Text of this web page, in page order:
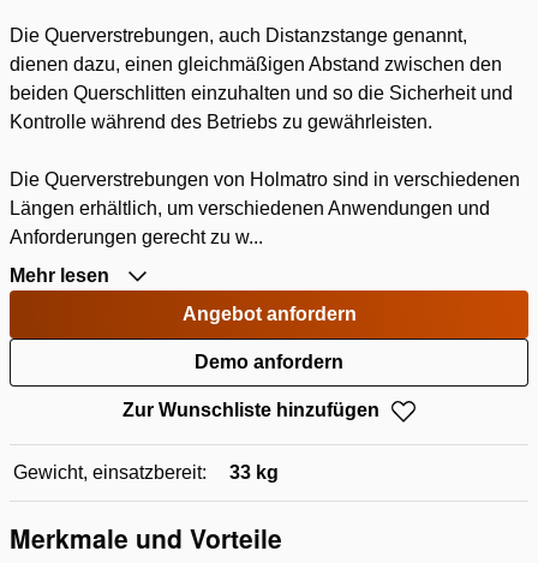
Die Querverstrebungen, auch Distanzstange genannt,
dienen dazu, einen gleichmäßigen Abstand zwischen den
beiden Querschlitten einzuhalten und so die Sicherheit und
Kontrolle während des Betriebs zu gewährleisten.
Die Querverstrebungen von Holmatro sind in verschiedenen
Längen erhältlich, um verschiedenen Anwendungen und
Anforderungen gerecht zu w...
Mehr lesen
Angebot anfordern
Demo anfordern
Zur Wunschliste hinzufügen
Gewicht, einsatzbereit: 33 kg
Merkmale und Vorteile